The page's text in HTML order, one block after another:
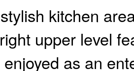
kitchen
upper level
as an